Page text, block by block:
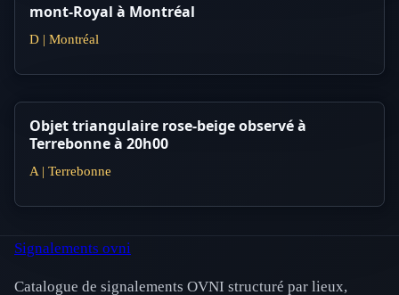
mont-Royal à Montréal
D | Montréal
Objet triangulaire rose-beige observé à
Terrebonne à 20h00
A | Terrebonne
Signalements ovni
Catalogue de signalements OVNI structuré par lieux,